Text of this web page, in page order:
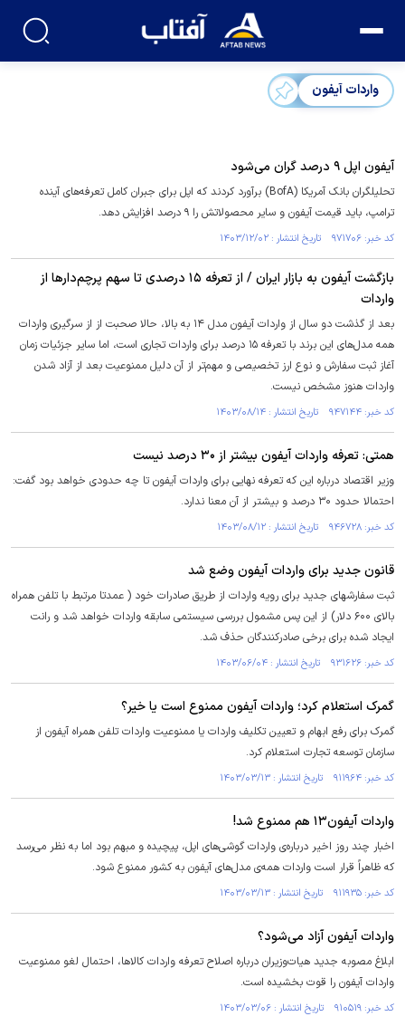
واردات آیفون
آیفون اپل ۹ درصد گران می‌شود
تحلیلگران بانک آمریکا (BofA) برآورد کردند که اپل برای جبران کامل تعرفه‌های آینده
ترامپ، باید قیمت آیفون و سایر محصولاتش را ۹ درصد افزایش دهد.
کد خبر: ۹۷۱۷۰۶ تاریخ انتشار : ۱۴۰۳/۱۲/۰۲
بازگشت آیفون به بازار ایران / از تعرفه ۱۵ درصدی تا سهم پرچم‌دار‌ها از
واردات
بعد از گذشت دو سال از واردات آیفون مدل ۱۴ به بالا، حالا صحبت از از سرگیری واردات
همه مدل‌های این برند با تعرفه ۱۵ درصد برای واردات تجاری است، اما سایر جزئیات زمان
آغاز ثبت سفارش و نوع ارز تخصیصی و مهم‌تر از آن دلیل ممنوعیت بعد از آزاد شدن
واردات هنوز مشخص نیست.
کد خبر: ۹۴۷۱۴۴ تاریخ انتشار : ۱۴۰۳/۰۸/۱۴
همتی: تعرفه واردات آیفون بیشتر از ۳۰ درصد نیست
وزیر اقتصاد درباره این که تعرفه نهایی برای واردات آیفون تا چه حدودی خواهد بود گفت:
احتمالا حدود ۳۰ درصد و بیشتر از آن معنا ندارد.
کد خبر: ۹۴۶۷۲۸ تاریخ انتشار : ۱۴۰۳/۰۸/۱۲
قانون جدید برای واردات آیفون وضع شد
ثبت سفارشهای جدید برای رویه واردات از طریق صادرات خود ( عمدتا مرتبط با تلفن همراه
بالای ۶۰۰ دلار) از این پس مشمول بررسی سیستمی سابقه واردات خواهد شد و رانت
ایجاد شده برای برخی صادرکنندگان حذف شد.
کد خبر: ۹۳۱۶۲۶ تاریخ انتشار : ۱۴۰۳/۰۶/۰۴
گمرک استعلام کرد؛ واردات آیفون ممنوع است یا خیر؟
گمرک برای رفع ابهام و تعیین تکلیف واردات یا ممنوعیت واردات تلفن همراه آیفون از
سازمان توسعه تجارت استعلام کرد.
کد خبر: ۹۱۱۹۶۴ تاریخ انتشار : ۱۴۰۳/۰۳/۱۳
واردات آیفون۱۳ هم ممنوع شد!
اخبار چند روز اخیر درباره‌ی واردات گوشی‌های اپل، پیچیده و مبهم بود اما به نظر می‌رسد
که ظاهراً قرار است واردات همه‌ی مدل‌های آیفون به کشور ممنوع شود.
کد خبر: ۹۱۱۹۳۵ تاریخ انتشار : ۱۴۰۳/۰۳/۱۳
واردات آیفون آزاد می‌شود؟
ابلاغ مصوبه جدید هیات‌وزیران درباره اصلاح تعرفه واردات کالاها، احتمال لغو ممنوعیت
واردات آیفون را قوت بخشیده است.
کد خبر: ۹۱۰۵۱۹ تاریخ انتشار : ۱۴۰۳/۰۳/۰۶